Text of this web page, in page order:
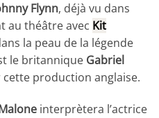
Flynn, déjà vu dans
au théâtre avec Kit
la peau de la légende
le britannique Gabriel
production anglaise.
interprètera l’actrice